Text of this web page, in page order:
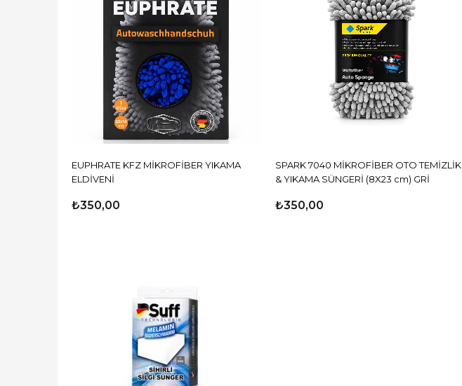
EUPHRATE KFZ MİKROFİBER YIKAMA
ELDİVENİ
₺350,00
SPARK 7040 MİKROFİBER OTO TEMİZLİK
& YIKAMA SÜNGERİ (8X23 cm) GRİ
₺350,00